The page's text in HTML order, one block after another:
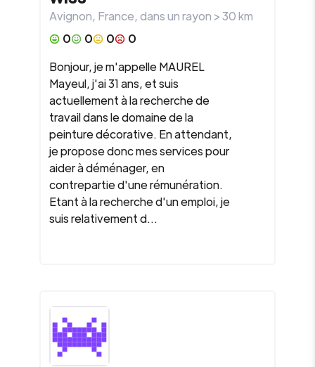
Avignon, France, dans un rayon >30km
0
0 0
0
Bonjour, je m'appelle MAUREL
Mayeul, j'ai 31 ans, et suis
actuellement à la recherche de
travail dans le domaine de la
peinture décorative. En attendant,
je propose donc mes services pour
aider à déménager, en
contrepartie d'une rémunération.
Etant à la recherche d'un emploi, je
suis relativement d...